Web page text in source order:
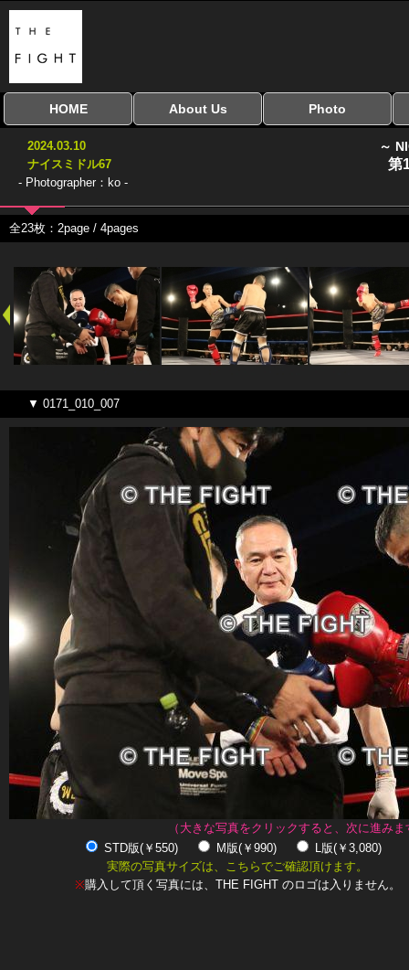
HOME
全興行を表示
ナイスミドル
アマチュアキック
協議会
全日本学生キック
建武館キッズ大会
Bigbang
おやじファイト
About Us Photo
2024.03.10
ナイスミドル67
- Photographer：ko -
～
第
全23枚：2page / 4pages
▼ 0171_010_007
（大きな写真をクリックすると、次に進みま
STD版(￥550)
M版(￥990)
L版(￥3,080)
実際の写真サイズは、こちらでご確認頂けます。
※購入して頂く写真には、THE FIGHT のロゴは入りません。